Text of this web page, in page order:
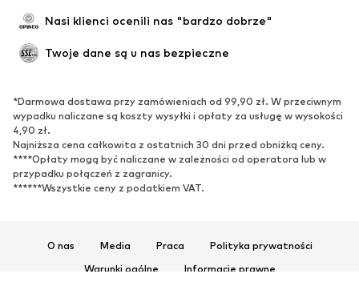
Nasi klienci ocenili nas "bardzo dobrze"
Twoje dane są u nas bezpieczne
*Darmowa dostawa przy zamówieniach od 99,90 zł. W przeciwnym
wypadku naliczane są koszty wysyłki i opłaty za usługę w wysokości
4,90 zł.
Najniższa cena całkowita z ostatnich 30 dni przed obniżką ceny.
****Opłaty mogą być naliczane w zależności od operatora lub w
przypadku połączeń z zagranicy.
******Wszystkie ceny z podatkiem VAT.
O nas Media Praca
Polityka prywatności
Warunki ogólne
Informacje prawne